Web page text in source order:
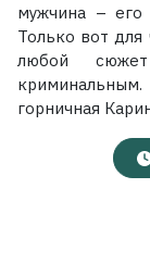
мужчина – его
Только вот для
любой
горничная